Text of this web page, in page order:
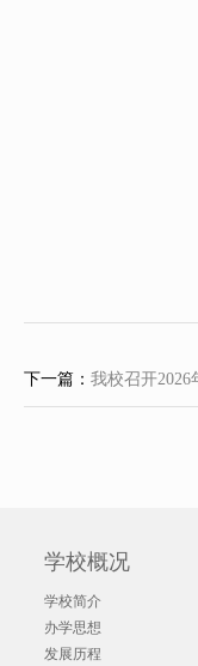
下一篇： 我校召开
学校概况
学校简介
办学思想
发展历程